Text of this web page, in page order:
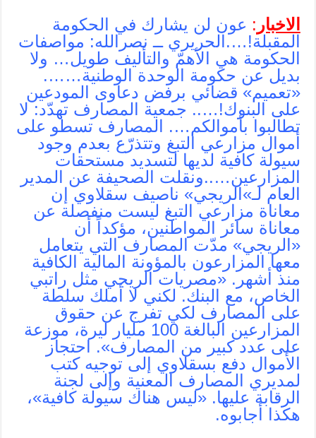
الاخبار : ‫عون لن يشارك في الحكومة
المقبلة!….الحريري ــ نصرالله: مواصفات
الحكومة هي الأهمّ والتأليف طويل… ولا
بديل عن حكومة الوحدة الوطنية…….
‫«تعميم» قضائي برفض دعاوى المودعين
على البنوك!….. جمعية المصارف تهدّد: لا
تطالبوا بأموالكم…. ‫المصارف تسطو على
أموال مزارعي التبغ وتتذرّع بعدم وجود
سيولة كافية لديها لتسديد مستحقات
المزارعين…..ونقلت الصحيفة عن المدير
العام لـ»الريجي» ناصيف سقلاوي إن
معاناة مزارعي التبغ ليست منفصلة عن
معاناة سائر المواطنين، مؤكداً أن
«الريجي» مدّت المصارف التي يتعامل
معها المزارعون بالمؤونة المالية الكافية
منذ أشهر. «مصريات الريجي مثل راتبي
الخاص، مع البنك. لكني لا أملك سلطة
على المصارف لكي تفرج عن حقوق
المزارعين البالغة 100 مليار ليرة، موزعة
على عدد كبير من المصارف». احتجاز
الأموال دفع بسقلاوي إلى توجيه كتب
لمديري المصارف المعنية وإلى لجنة
الرقابة عليها. «ليس هناك سيولة كافية»،
هكذا أجابوه.